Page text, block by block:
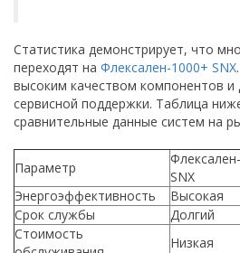
Статистика демонстрирует, что
переходят на Флексален-1000+ SNX
высоким качеством компонентов и
сервисной поддержки. Таблица
сравнительные данные систем на
Параметр
SNX
Энергоэффективность
Высокая
Срок службы
Долгий
Стоимость
Низкая